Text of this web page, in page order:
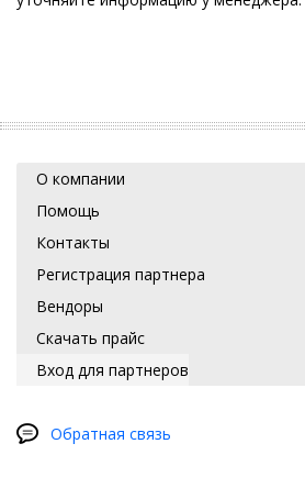
О компании
Помощь
Контакты
Регистрация партнера
Вендоры
Скачать прайс
Вход для партнеров
Обратная связь